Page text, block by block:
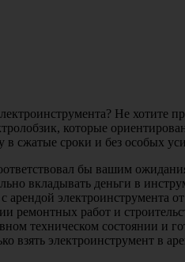
Не хотите
которые
сжатые сроки и без особых
бы вашим
вкладывать деньги в
электроинструмента
работ и
техническом состоянии и
электроинструмент в